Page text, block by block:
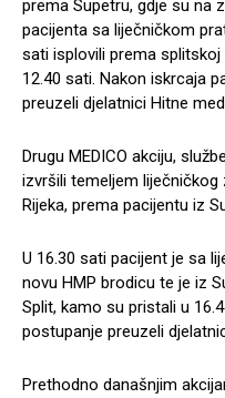
prema Supetru, gdje su na
pacijenta sa liječničkom
sati isplovili prema
12.40 sati. Nakon iskrcaja
preuzeli djelatnici Hitne
Drugu MEDICO akciju,
izvršili temeljem liječničkog
Rijeka, prema pacijentu iz
U 16.30 sati pacijent je sa
novu HMP brodicu te je iz
Split, kamo su pristali u
postupanje preuzeli
Prethodno današnjim